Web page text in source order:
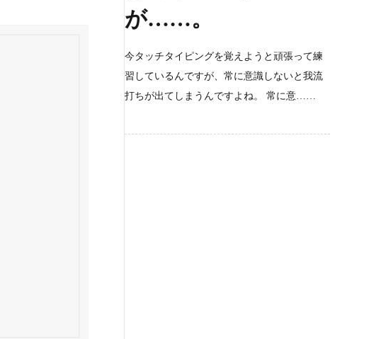
が……。
今タッチタイピングを覚えようと頑張って練
習しているんですが、常に意識しないと我流
打ちが出てしまうんですよね。 常に意……